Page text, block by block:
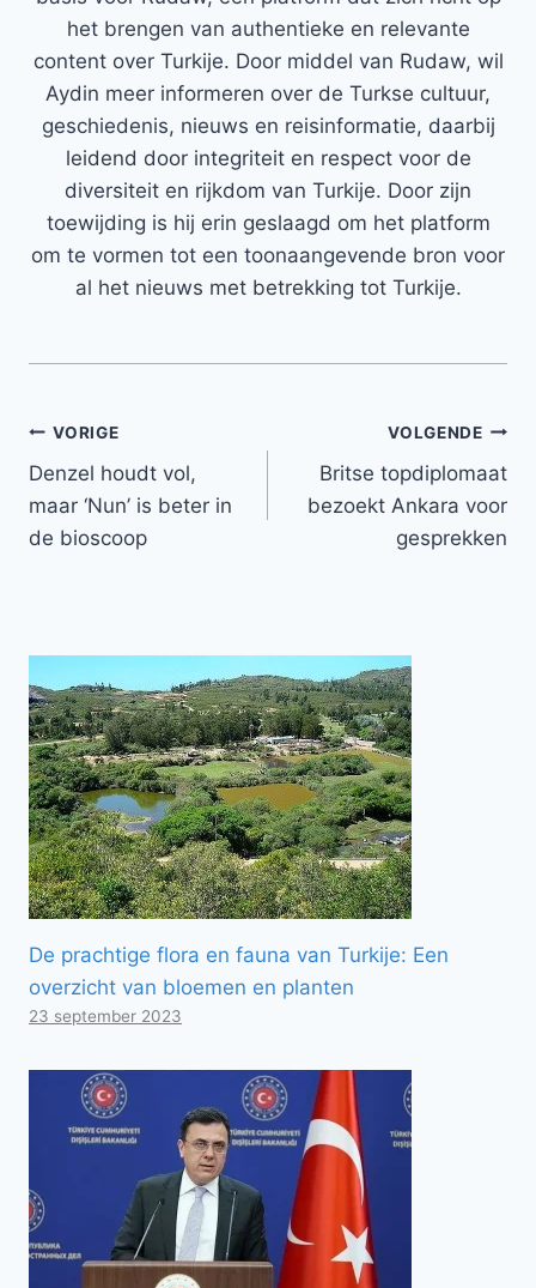
het brengen van authentieke en relevante
content over Turkije. Door middel van Rudaw, wil
Aydin meer informeren over de Turkse cultuur,
geschiedenis, nieuws en reisinformatie, daarbij
leidend door integriteit en respect voor de
diversiteit en rijkdom van Turkije. Door zijn
toewijding is hij erin geslaagd om het platform
om te vormen tot een toonaangevende bron voor
al het nieuws met betrekking tot Turkije.
Bericht
navigatie
VORIGE
Denzel houdt vol,
maar ‘Nun’ is beter in
de bioscoop
VOLGENDE
Britse topdiplomaat
bezoekt Ankara voor
gesprekken
De prachtige flora en fauna van Turkije: Een
overzicht van bloemen en planten
23 september 2023